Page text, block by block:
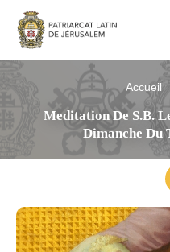
Accueil
Meditation De S.B.
Dimanche Du